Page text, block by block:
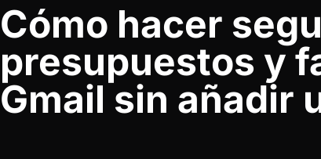
Cómo hacer
presupuestos y
Gmail sin añadir